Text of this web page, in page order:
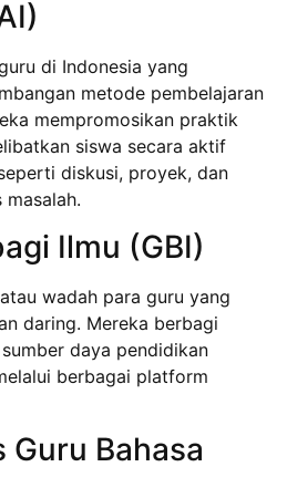
di Indonesia yang
metode pembelajaran
mempromosikan praktik
siswa secara aktif
diskusi, proyek, dan
Ilmu (GBI)
wadah para guru yang
daring. Mereka berbagi
daya pendidikan
berbagai platform
Guru Bahasa